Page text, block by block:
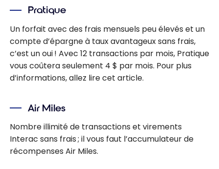
Pratique
Un forfait avec des frais mensuels peu élevés et un
compte d’épargne à taux avantageux sans frais,
c’est un oui ! Avec 12 transactions par mois, Pratique
vous coûtera seulement 4 $ par mois. Pour plus
d’informations, allez lire cet article.
Air Miles
Nombre illimité de transactions et virements
Interac sans frais ; il vous faut l’accumulateur de
récompenses Air Miles.